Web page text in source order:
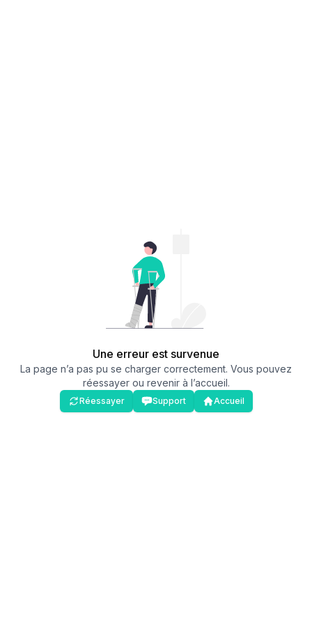
Une erreur est survenue
La page n’a pas pu se charger correctement. Vous pouvez
réessayer ou revenir à l’accueil.
Réessayer Support Accueil